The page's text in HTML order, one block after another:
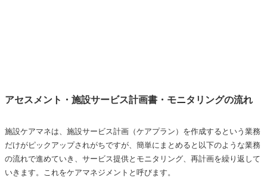
アセスメント・施設サービス計画書・モニタリングの流れ
施設ケアマネは、施設サービス計画（ケアプラン）を作成するという業務
だけがピックアップされがちですが、簡単にまとめると以下のような業務
の流れで進めていき、サービス提供とモニタリング、再計画を繰り返して
いきます。これをケアマネジメントと呼びます。